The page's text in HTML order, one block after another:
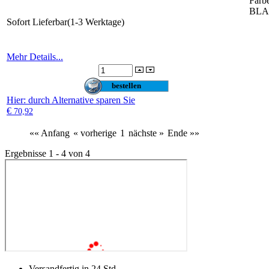
Sofort Lieferbar(1-3 Werktage)
Mehr Details...
Hier: durch Alternative sparen Sie
€ 70,92
«« Anfang « vorherige 1 nächste » Ende »»
Ergebnisse 1 - 4 von 4